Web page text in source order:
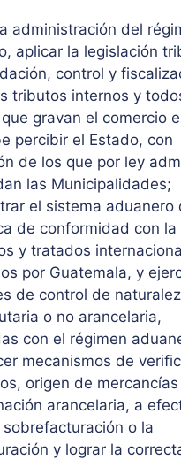
administración del
aplicar la legislación
control y
tributos internos y
gravan el comercio
percibir el Estado, con
de los que por ley
las Municipalidades;
el sistema aduanero
de conformidad con la
y tratados
por Guatemala, y
de control de
o no arancelaria,
con el régimen
mecanismos de
origen de
arancelaria, a
o la
y lograr la